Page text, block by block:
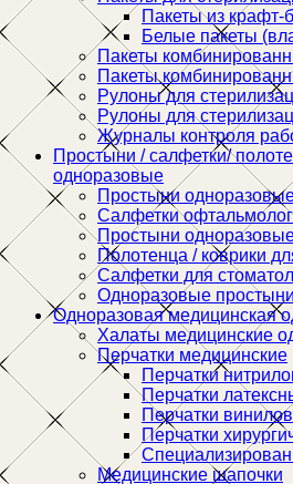
Пакеты из крафт-
Белые пакеты
Пакеты
Пакеты
Рулоны для
Рулоны для
Журналы контроля
Простыни / салфетки/
одноразовые
Простыни
Салфетки
Простыни
Полотенца / коврики
Салфетки для
Одноразовые
Одноразовая медицинская
Халаты медицинские
Перчатки медицинские
Перчатки
Перчатки
Перчатки
Перчатки
Медицинские шапочки